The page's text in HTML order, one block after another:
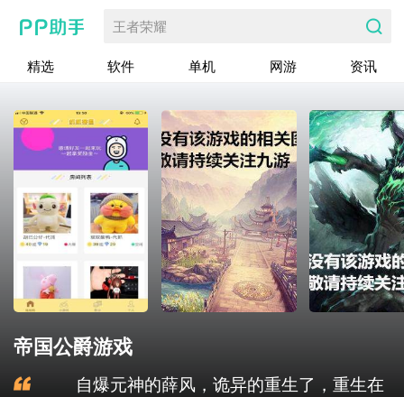
王者荣耀
精选 软件 单机 网游 资讯
帝国公爵游戏
自爆元神的薛风，诡异的重生了，重生在